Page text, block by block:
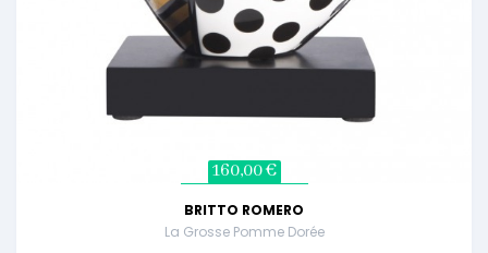
160,00 €
BRITTO ROMERO
La Grosse Pomme Dorée